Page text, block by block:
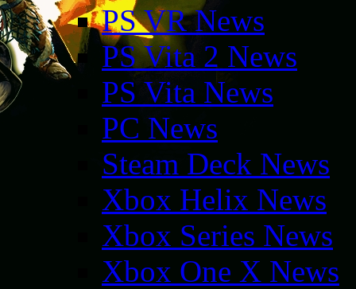
PS VR News
PS Vita 2 News
PS Vita News
PC News
Steam Deck News
Xbox Helix News
Xbox Series News
Xbox One X News